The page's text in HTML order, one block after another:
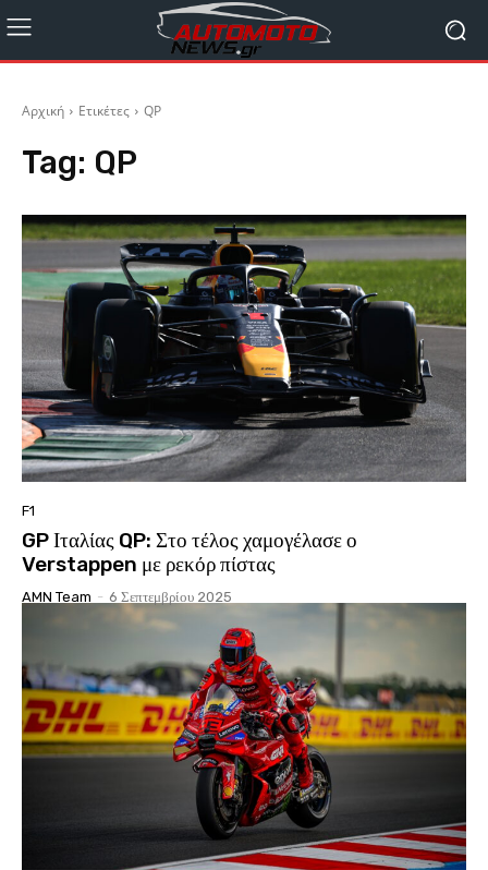
Αρχική Ετικέτες QP
Tag: QP
F1
GP Ιταλίας QP: Στο τέλος χαμογέλασε ο
Verstappen με ρεκόρ πίστας
AMN Team - 6 Σεπτεμβρίου 2025